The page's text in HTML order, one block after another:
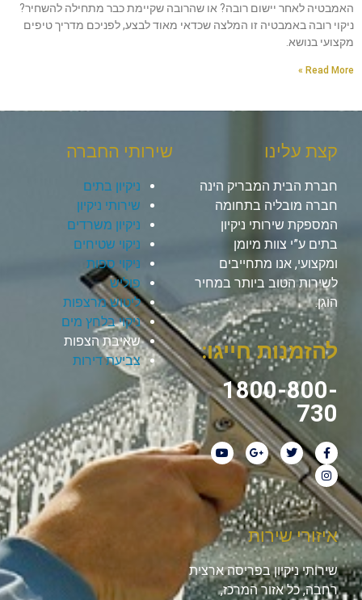
האמבטיה לאחר יישום רובה? או שהרובה שקיימת כבר מתחילה להשחיר?
ניקוי רובה באמבטיה זו המלצה שכדאי מאוד לבצע, לפניכם מדריך טיפים
מקצועי בנושא.
Read More »
קצת עלינו
חברת הבית המבריק הינה
חברה מובליה בתחומה
המספקת שירותי ניקיון
בתים ע”י צוות מיומן
ומקצועי, אנו מתחייבים
לשירות הטוב ביותר במחיר
הוגן.
להזמנות חייגו:
1800-800-
730
שירותי החברה
ניקיון בתים
שירותי ניקיון
ניקיון משרדים
ניקוי שטיחים
ניקוי ספות
פוליש
ליטוש מרצפות
ניקוי בלחץ מים
שאיבת הצפות
צביעת דירות
איזורי שירות
שירותי ניקיון בפריסה ארצית
רחבה, כל אזור המרכז,